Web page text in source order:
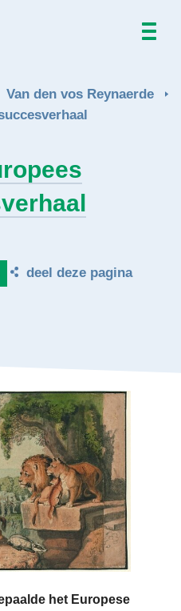
Van den vos Reynaerde
deel deze pagina
het Europese